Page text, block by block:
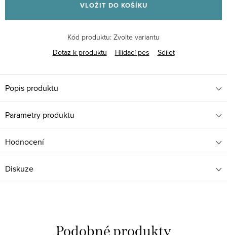
VLOŽIT DO KOŠÍKU
Kód produktu: Zvolte variantu
Dotaz k produktu
Hlídací pes Sdílet
Popis produktu
Parametry produktu
Hodnocení
Diskuze